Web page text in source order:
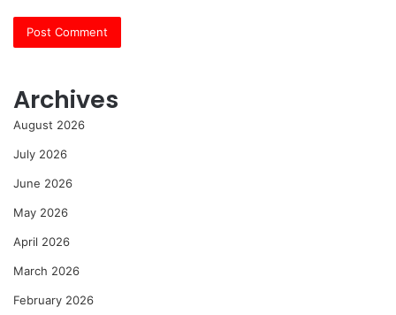
Archives
August 2026
July 2026
June 2026
May 2026
April 2026
March 2026
February 2026